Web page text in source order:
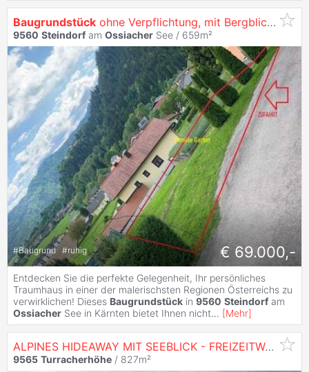
Baugrundstück ohne Verpflichtung, mit Bergblick in Apetig /
9560 Steindorf am Ossiacher See / 659m²
#Baugrund #ruhig € 69.000,-
Entdecken Sie die perfekte Gelegenheit, Ihr persönliches
Traumhaus in einer der malerischsten Regionen Österreichs zu
verwirklichen! Dieses Baugrundstück in 9560 Steindorf am
Ossiacher See in Kärnten bietet Ihnen nicht... [Mehr]
ALPINES HIDEAWAY MIT SEEBLICK - FREIZEITWOHNSITZ AUF DER TURRACHER HÖHE
9565 Turracherhöhe / 827m²